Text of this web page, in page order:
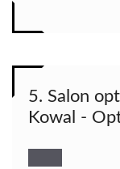
5. Salon
Kowal -